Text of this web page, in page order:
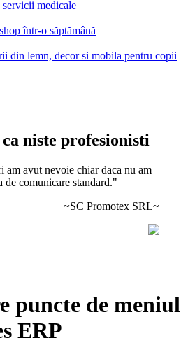
servicii medicale
într-o săptămână
din lemn, decor si mobila pentru copii
niste profesionisti
am avut nevoie chiar daca nu am
de comunicare standard."
~SC Promotex SRL~
puncte de meniul
ERP